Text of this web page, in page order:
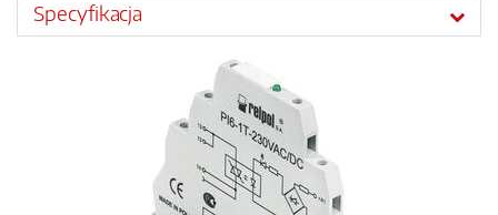
Specyfikacja